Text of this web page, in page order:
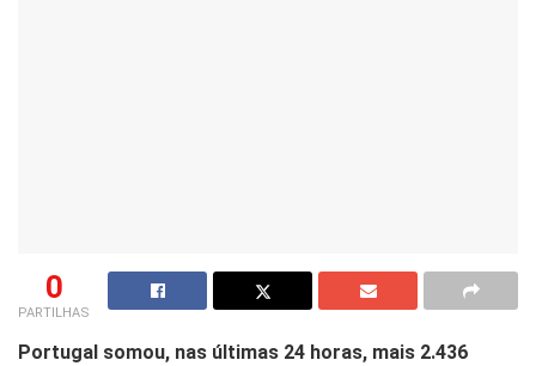
0
PARTILHAS
Portugal somou, nas últimas 24 horas, mais 2.436